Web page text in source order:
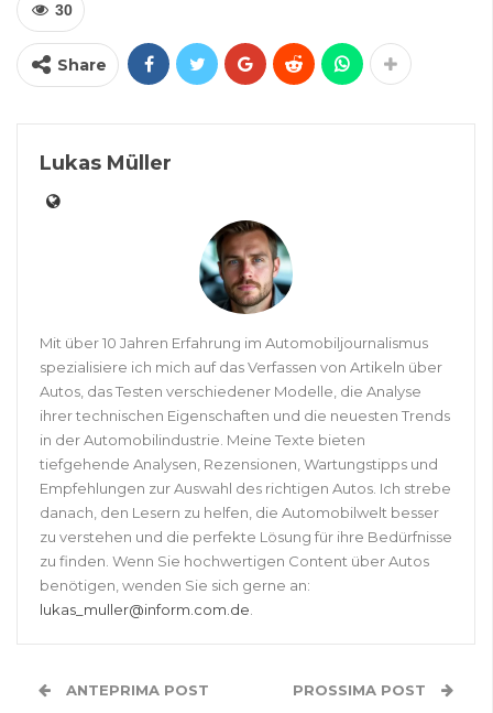
30
Share
Lukas Müller
Mit über 10 Jahren Erfahrung im Automobiljournalismus
spezialisiere ich mich auf das Verfassen von Artikeln über
Autos, das Testen verschiedener Modelle, die Analyse
ihrer technischen Eigenschaften und die neuesten Trends
in der Automobilindustrie. Meine Texte bieten
tiefgehende Analysen, Rezensionen, Wartungstipps und
Empfehlungen zur Auswahl des richtigen Autos. Ich strebe
danach, den Lesern zu helfen, die Automobilwelt besser
zu verstehen und die perfekte Lösung für ihre Bedürfnisse
zu finden. Wenn Sie hochwertigen Content über Autos
benötigen, wenden Sie sich gerne an:
lukas_muller@inform.com.de.
ANTEPRIMA POST PROSSIMA POST